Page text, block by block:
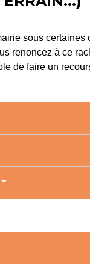
sous
renoncez à ce
de faire un